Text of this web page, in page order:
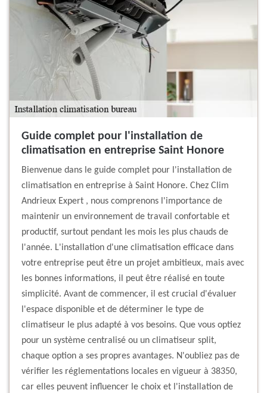
Guide complet pour l'installation de
climatisation en entreprise Saint Honore
Bienvenue dans le guide complet pour l'installation de
climatisation en entreprise à Saint Honore. Chez Clim
Andrieux Expert , nous comprenons l'importance de
maintenir un environnement de travail confortable et
productif, surtout pendant les mois les plus chauds de
l'année. L'installation d'une climatisation efficace dans
votre entreprise peut être un projet ambitieux, mais avec
les bonnes informations, il peut être réalisé en toute
simplicité. Avant de commencer, il est crucial d'évaluer
l'espace disponible et de déterminer le type de
climatiseur le plus adapté à vos besoins. Que vous optiez
pour un système centralisé ou un climatiseur split,
chaque option a ses propres avantages. N'oubliez pas de
vérifier les réglementations locales en vigueur à 38350,
car elles peuvent influencer le choix et l'installation de